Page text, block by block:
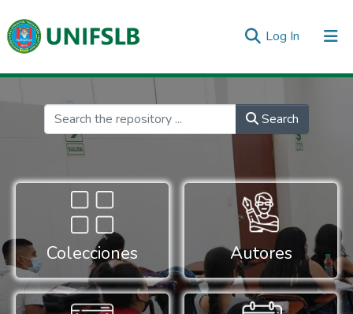
Log In (current)
Communities & Collections
Search
Colecciones Autores